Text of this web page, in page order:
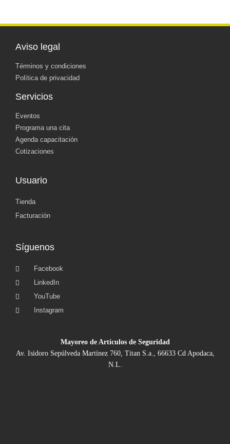
Aviso legal
Términos y condiciones
Política de privacidad
Servicios
Eventos
Programa una cita
Agenda capacitación
Cotizaciones
Usuario
Tienda
Facturación
Síguenos
Facebook
LinkedIn
YouTube
Instagram
Mayoreo de Artículos de Seguridad
Av. Isidoro Sepúlveda Martínez 760, Titan S.a., 66633 Cd Apodaca,
N.L.